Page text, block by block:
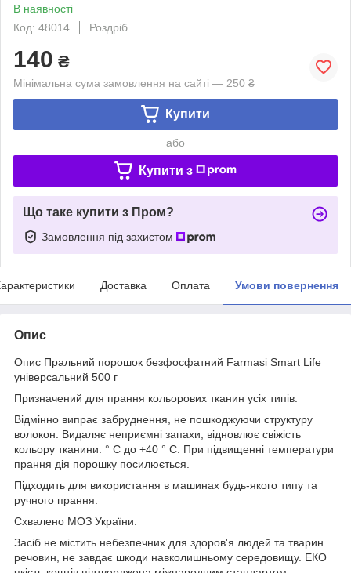
В наявності
Код: 48014
Роздріб
140 ₴
Мінімальна сума замовлення на сайті — 250 ₴
Купити
або
Купити з
Що таке купити з Пром?
Замовлення під захистом
Доставка Оплата Умови повернення
Опис
Опис Пральний порошок безфосфатний Farmasi Smart Life
універсальний 500 г
Призначений для прання кольорових тканин усіх типів.
Відмінно випрає забруднення, не пошкоджуючи структуру
волокон. Видаляє неприємні запахи, відновлює свіжість
кольору тканини. ° C до +40 ° C. При підвищенні температури
прання дія порошку посилюється.
Підходить для використання в машинах будь-якого типу та
ручного прання.
Схвалено МОЗ України.
Засіб не містить небезпечних для здоров'я людей та тварин
речовин, не завдає шкоди навколишньому середовищу. ЕКО